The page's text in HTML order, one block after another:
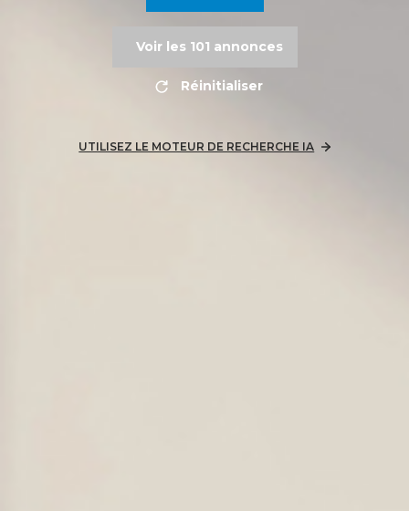
Voir les 101 annonces
Réinitialiser
UTILISEZ LE MOTEUR DE RECHERCHE IA